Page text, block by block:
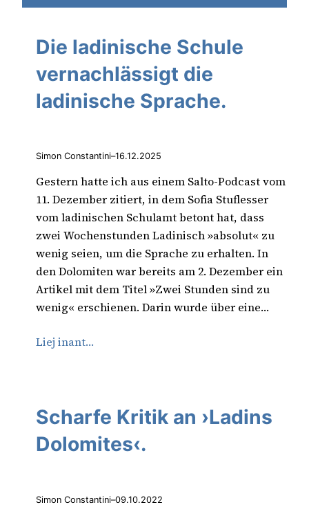
Die ladinische Schule
vernachlässigt die
ladinische Sprache.
Simon Constantini–16.12.2025
Gestern hatte ich aus einem Salto-Podcast vom
11. Dezember zitiert, in dem Sofia Stuflesser
vom ladinischen Schulamt betont hat, dass
zwei Wochenstunden Ladinisch »absolut« zu
wenig seien, um die Sprache zu erhalten. In
den Dolomiten war bereits am 2. Dezember ein
Artikel mit dem Titel »Zwei Stunden sind zu
wenig« erschienen. Darin wurde über eine…
Liej inant…
Scharfe Kritik an ›Ladins
Dolomites‹.
Simon Constantini–09.10.2022